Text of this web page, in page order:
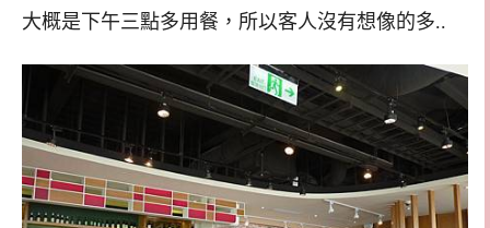
大概是下午三點多用餐，所以客人沒有想像的多..